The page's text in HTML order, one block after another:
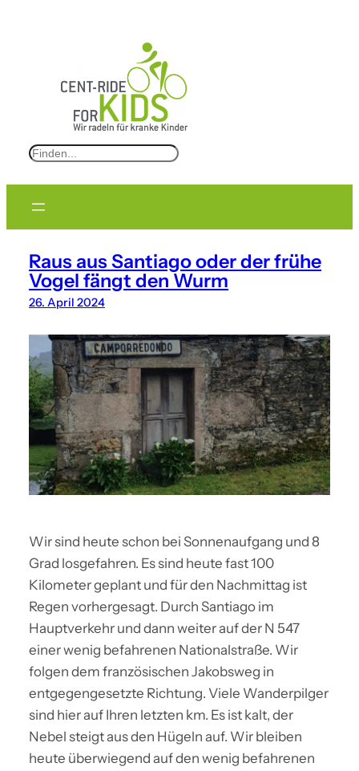
S
h
Raus aus Santiago oder der frühe
Vogel fängt den Wurm
26. April 2024
Wir sind heute schon bei Sonnenaufgang und 8
Grad losgefahren. Es sind heute fast 100
Kilometer geplant und für den Nachmittag ist
Regen vorhergesagt. Durch Santiago im
Hauptverkehr und dann weiter auf der N 547
einer wenig befahrenen Nationalstraße. Wir
folgen dem französischen Jakobsweg in
entgegengesetzte Richtung. Viele Wanderpilger
sind hier auf Ihren letzten km. Es ist kalt, der
Nebel steigt aus den Hügeln auf. Wir bleiben
heute überwiegend auf den wenig befahrenen